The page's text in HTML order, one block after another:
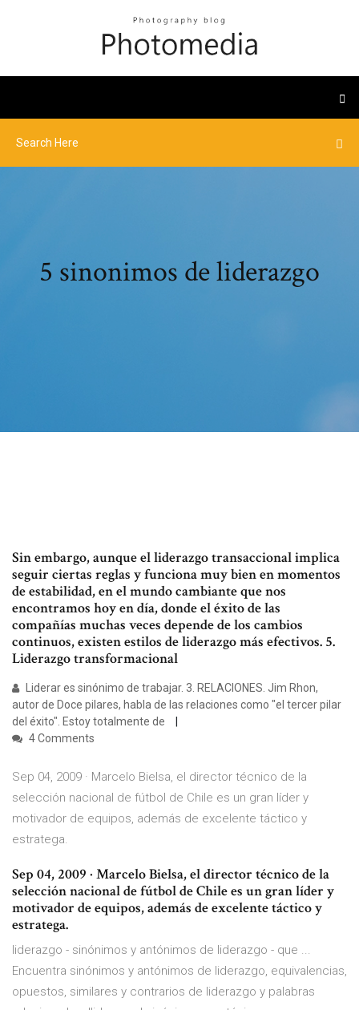
5 sinonimos de liderazgo
Sin embargo, aunque el liderazgo transaccional implica
seguir ciertas reglas y funciona muy bien en momentos
de estabilidad, en el mundo cambiante que nos
encontramos hoy en día, donde el éxito de las
compañías muchas veces depende de los cambios
continuos, existen estilos de liderazgo más efectivos. 5.
Liderazgo transformacional
Liderar es sinónimo de trabajar. 3. RELACIONES. Jim Rhon,
autor de Doce pilares, habla de las relaciones como "el tercer pilar
del éxito". Estoy totalmente de
4 Comments
Sep 04, 2009 · Marcelo Bielsa, el director técnico de la
selección nacional de fútbol de Chile es un gran líder y
motivador de equipos, además de excelente táctico y
estratega.
Sep 04, 2009 · Marcelo Bielsa, el director técnico de la
selección nacional de fútbol de Chile es un gran líder y
motivador de equipos, además de excelente táctico y
estratega.
liderazgo - sinónimos y antónimos de liderazgo - que ...
Encuentra sinónimos y antónimos de liderazgo, equivalencias,
opuestos, similares y contrarios de liderazgo y palabras